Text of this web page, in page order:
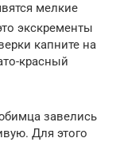
мелкие
экскременты
капните на
красный
завелись
Для этого